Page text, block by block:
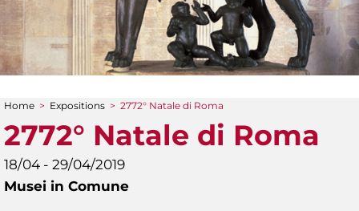
You are here
Home > Expositions > 2772° Natale di Roma
2772° Natale di Roma
18/04 - 29/04/2019
Musei in Comune